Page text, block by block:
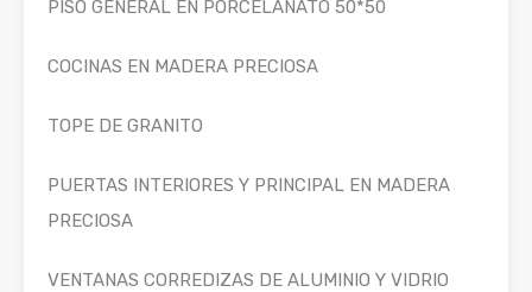
PISO GENERAL EN PORCELANATO 50*50
COCINAS EN MADERA PRECIOSA
TOPE DE GRANITO
PUERTAS INTERIORES Y PRINCIPAL EN MADERA
PRECIOSA
VENTANAS CORREDIZAS DE ALUMINIO Y VIDRIO